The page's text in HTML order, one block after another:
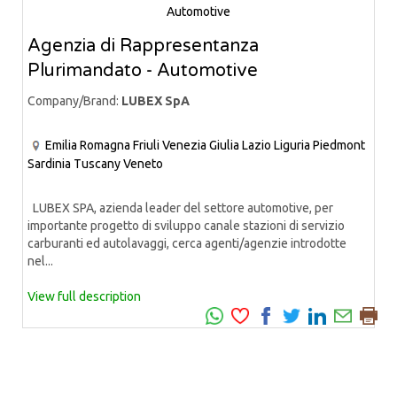
Agenzia di Rappresentanza
Plurimandato - Automotive
Company/Brand: LUBEX SpA
Emilia Romagna Friuli Venezia Giulia Lazio Liguria Piedmont
Sardinia TuscanyVeneto
LUBEX SPA, azienda leader del settore automotive, per
importante progetto di sviluppo canale stazioni di servizio
carburanti ed autolavaggi, cerca agenti/agenzie introdotte
nel...
View full description